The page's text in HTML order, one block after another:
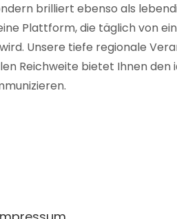
brilliert ebenso als
Plattform, die täglich von
Unsere tiefe regionale
Reichweite bietet Ihnen den